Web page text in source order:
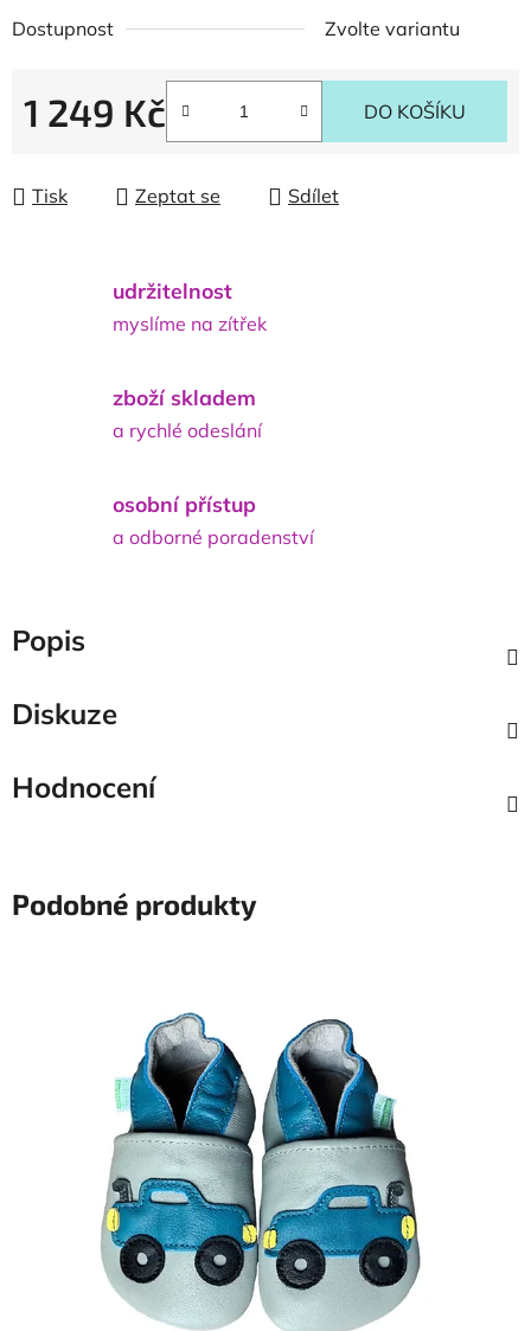
Dostupnost Zvolte variantu
1 249 Kč DO KOŠÍKU
Tisk Zeptat se Sdílet
udržitelnost
myslíme na zítřek
zboží skladem
a rychlé odeslání
osobní přístup
a odborné poradenství
Popis
Diskuze
Hodnocení
Podobné produkty